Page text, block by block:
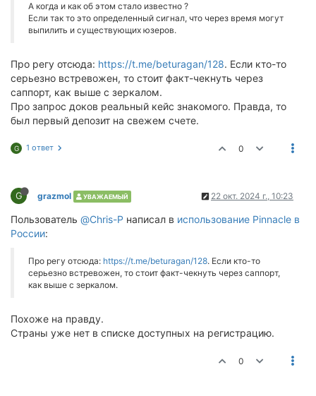
А когда и как об этом стало известно ?
Если так то это определенный сигнал, что через время могут
выпилить и существующих юзеров.
Про регу отсюда: https://t.me/beturagan/128. Если кто-то
серьезно встревожен, то стоит факт-чекнуть через
саппорт, как выше с зеркалом.
Про запрос доков реальный кейс знакомого. Правда, то
был первый депозит на свежем счете.
G 1 ответ 0
G grazmol УВАЖАЕМЫЙ 22 окт. 2024 г., 10:23
Пользователь @Chris-P написал в использование Pinnacle в
России:
Про регу отсюда: https://t.me/beturagan/128. Если кто-то
серьезно встревожен, то стоит факт-чекнуть через саппорт,
как выше с зеркалом.
Похоже на правду.
Страны уже нет в списке доступных на регистрацию.
0